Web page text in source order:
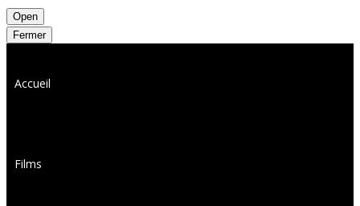
Open
Fermer
Accueil
Films